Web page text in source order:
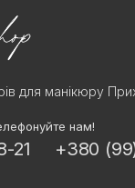
для манікюру
нам!
21 +380